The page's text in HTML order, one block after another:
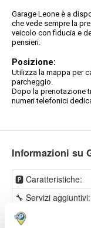
Garage Leone è a
che vede sempre la
veicolo con fiducia e
pensieri.
Posizione:
Utilizza la mappa per
parcheggio.
Dopo la prenotazione
numeri telefonici
Informazioni su
🅿️ Caratteristiche:
🔧 Servizi aggiuntivi:
⭐ Votato dai clienti: